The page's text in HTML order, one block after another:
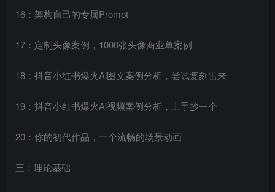
16：架构自己的专属Prompt
17：定制头像案例，1000张头像商业单案例
18：抖音小红书爆火Ai图文案例分析，尝试复刻出来
19：抖音小红书爆火Ai视频案例分析，上手抄一个
20：你的初代作品，一个流畅的场景动画
三：理论基础